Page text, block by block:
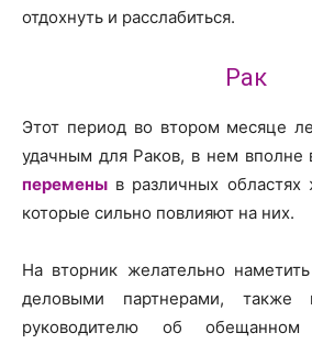
отдохнуть и расслабиться.
Рак
Этот период во втором месяце
удачным для Раков, в нем вполне
перемены в различных
которые сильно повлияют на них.
На вторник желательно
деловыми партнерами, также
руководителю об